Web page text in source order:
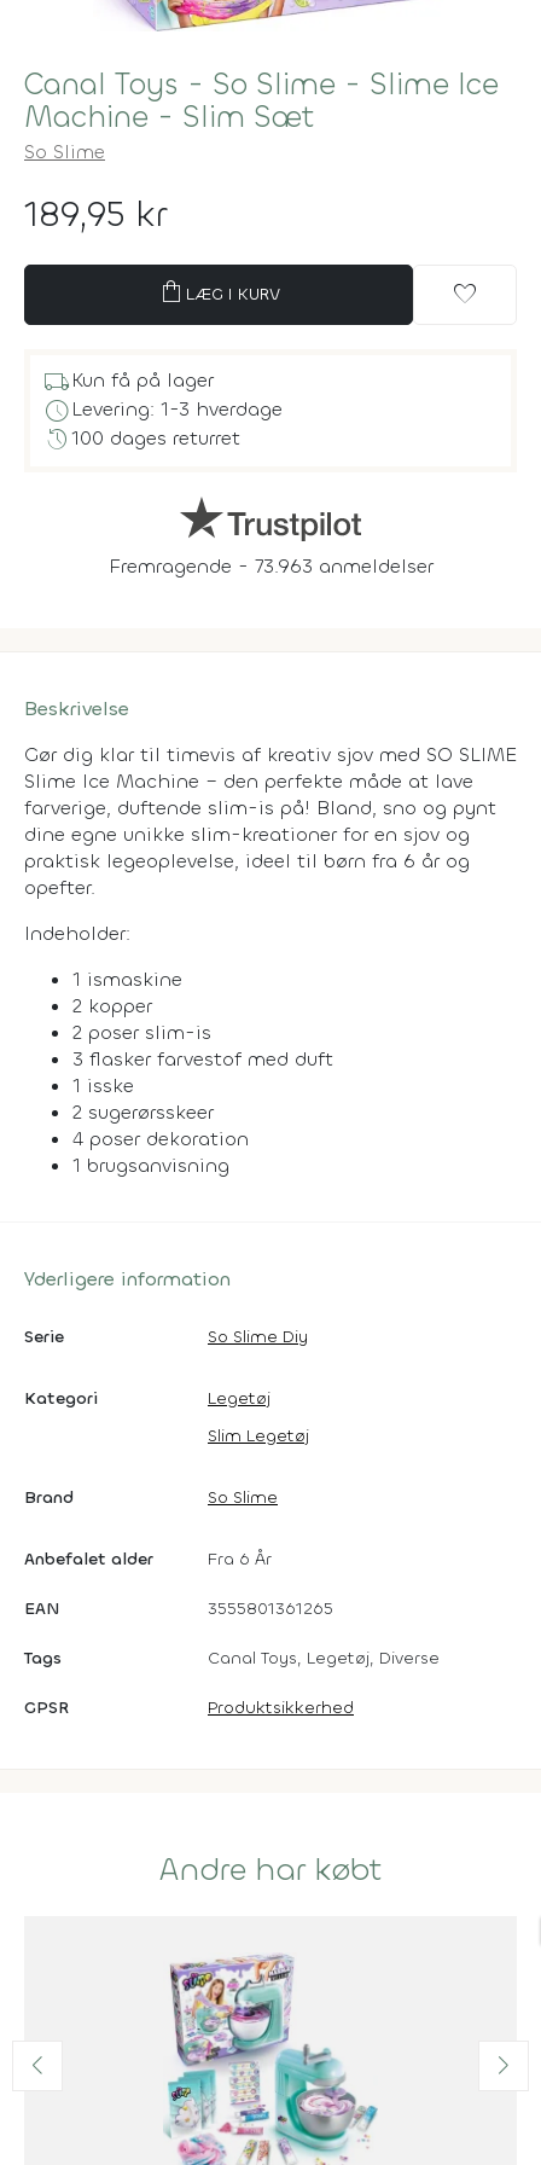
Canal Toys - So Slime - Slime Ice
Machine - Slim Sæt
So Slime
189,95 kr
shopping_bag LÆG I KURV favorite
local_shippingKun få på lager
scheduleLevering: 1-3 hverdage
history100 dages returret
Fremragende - 73.963 anmeldelser
Beskrivelse
Gør dig klar til timevis af kreativ sjov med SO SLIME
Slime Ice Machine – den perfekte måde at lave
farverige, duftende slim-is på! Bland, sno og pynt
dine egne unikke slim-kreationer for en sjov og
praktisk legeoplevelse, ideel til børn fra 6 år og
opefter.
Indeholder:
1 ismaskine
2 kopper
2 poser slim-is
3 flasker farvestof med duft
1 isske
2 sugerørsskeer
4 poser dekoration
1 brugsanvisning
Yderligere information
Serie So Slime Diy
Kategori
Legetøj
Slim Legetøj
Brand So Slime
Anbefalet alder Fra 6 År
EAN 3555801361265
Tags Canal Toys, Legetøj, Diverse
GPSR Produktsikkerhed
Andre har købt